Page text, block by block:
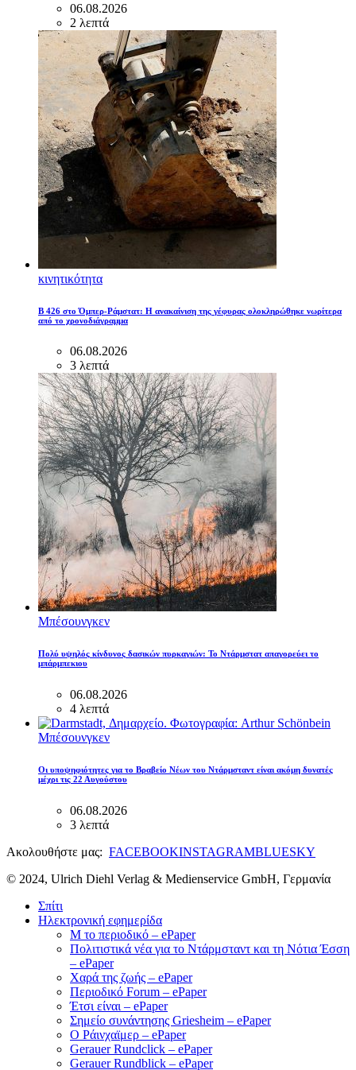
06.08.2026
2 λεπτά
κινητικότητα
B 426 στο Όμπερ-Ράμστατ: Η ανακαίνιση της γέφυρας ολοκληρώθηκε νωρίτερα
από το χρονοδιάγραμμα
06.08.2026
3 λεπτά
Μπέσουνγκεν
Πολύ υψηλός κίνδυνος δασικών πυρκαγιών: Το Ντάρμστατ απαγορεύει το
μπάρμπεκιου
06.08.2026
4 λεπτά
Μπέσουνγκεν
Οι υποψηφιότητες για το Βραβείο Νέων του Ντάρμσταντ είναι ακόμη δυνατές
μέχρι τις 22 Αυγούστου
06.08.2026
3 λεπτά
Ακολουθήστε μας: FACEBOOKINSTAGRAMBLUESKY
© 2024, Ulrich Diehl Verlag & Medienservice GmbH, Γερμανία
Σπίτι
Ηλεκτρονική εφημερίδα
M το περιοδικό – ePaper
Πολιτιστικά νέα για το Ντάρμσταντ και τη Νότια Έσση
– ePaper
Χαρά της ζωής – ePaper
Περιοδικό Forum – ePaper
Έτσι είναι – ePaper
Σημείο συνάντησης Griesheim – ePaper
Ο Ράινχαϊμερ – ePaper
Gerauer Rundclick – ePaper
Gerauer Rundblick – ePaper